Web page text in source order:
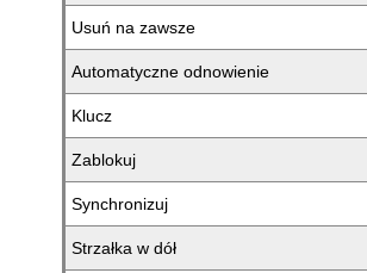
Usuń na zawsze
Automatyczne odnowienie
Klucz
Zablokuj
Synchronizuj
Strzałka w dół